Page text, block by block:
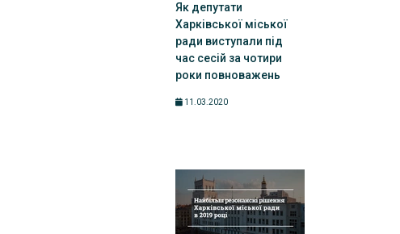
Як депутати
Харківської міської
ради виступали під
час сесій за чотири
роки повноважень
11.03.2020